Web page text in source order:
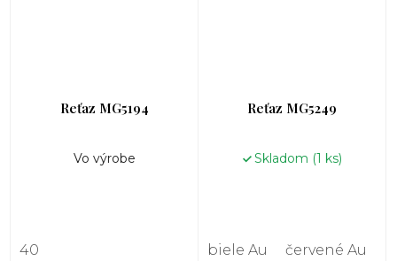
Reťaz MG5194
Vo výrobe
40
Reťaz MG5249
Skladom (1 ks)
biele Au červené Au